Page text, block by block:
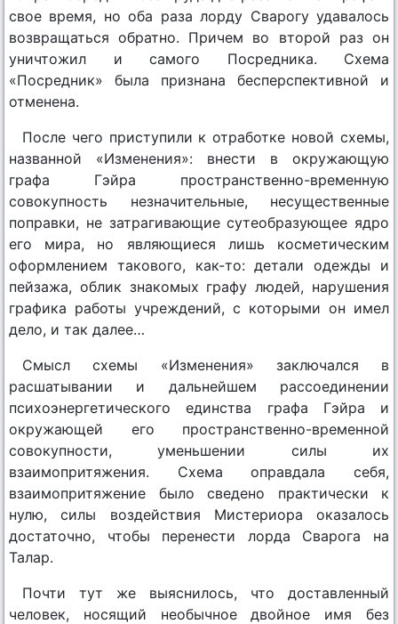
свое время, но оба раза лорду Сварогу удавалось
возвращаться обратно. Причем во второй раз он
уничтожил и самого Посредника. Схема
«Посредник» была признана бесперспективной и
отменена.
После чего приступили к отработке новой схемы,
названной «Изменения»: внести в окружающую
графа Гэйра пространственно-временную
совокупность незначительные, несущественные
поправки, не затрагивающие сутеобразующее ядро
его мира, но являющиеся лишь косметическим
оформлением такового, как-то: детали одежды и
пейзажа, облик знакомых графу людей, нарушения
графика работы учреждений, с которыми он имел
дело, и так далее…
Смысл схемы «Изменения» заключался в
расшатывании и дальнейшем рассоединении
психоэнергетического единства графа Гэйра и
окружающей его пространственно-временной
совокупности, уменьшении силы их
взаимопритяжения. Схема оправдала себя,
взаимопритяжение было сведено практически к
нулю, силы воздействия Мистериора оказалось
достаточно, чтобы перенести лорда Сварога на
Талар.
Почти тут же выяснилось, что доставленный
человек, носящий необычное двойное имя без